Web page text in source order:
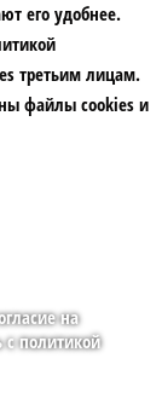
его удобнее.
третьим лицам.
файлы сookies и
на
с политикой